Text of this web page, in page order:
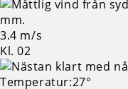
3.4 m/s
Kl. 02